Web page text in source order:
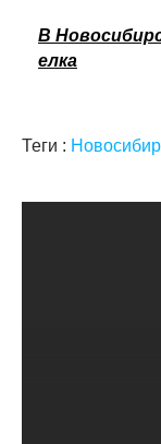
В
елка
Теги :